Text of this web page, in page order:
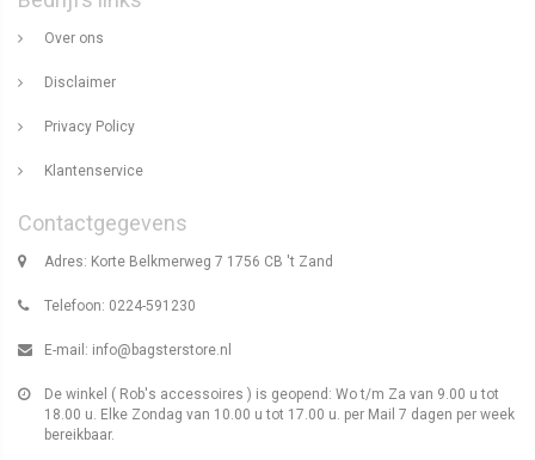
Over ons
Disclaimer
Privacy Policy
Klantenservice
Contactgegevens
Adres: Korte Belkmerweg 7 1756 CB 't Zand
Telefoon: 0224-591230
E-mail: info@bagsterstore.nl
De winkel ( Rob's accessoires ) is geopend: Wo t/m Za van 9.00 u tot
18.00 u. Elke Zondag van 10.00 u tot 17.00 u. per Mail 7 dagen per week
bereikbaar.